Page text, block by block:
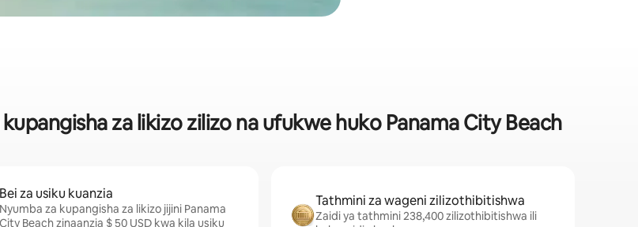
za likizo zilizo na ufukwe huko Panama City Beach
Bei za usiku kuanzia
Nyumba za kupangisha za likizo jijini Panama
City Beach zinaanzia $ 50 USD kwa kila usiku
Tathmini za wageni zilizothibitishwa
Zaidi ya tathmini 238,400 zilizothibitishwa ili